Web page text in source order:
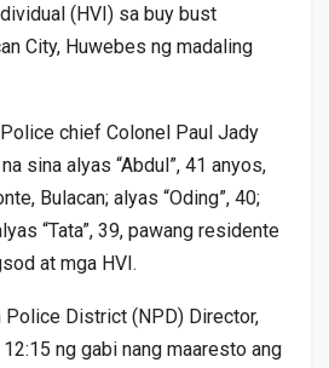
(HVI) sa buy bust
City, Huwebes ng madaling
chief Colonel Paul Jady
sina alyas “Abdul”, 41 anyos,
Bulacan; alyas “Oding”, 40;
“Tata”, 39, pawang residente
at mga HVI.
Police District (NPD) Director,
ng gabi nang maaresto ang